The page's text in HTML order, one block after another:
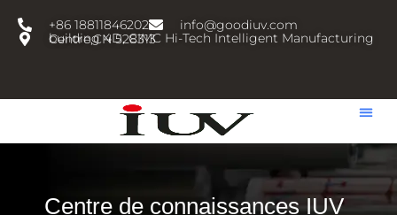
+86 18811846202
info@goodiuv.com
building 4D, CIMC Hi-Tech Intelligent Manufacturing Centre,CN 528313
Centre de connaissances IUV